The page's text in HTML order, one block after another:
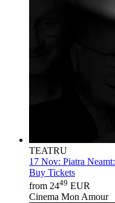
TEATRU
17 Nov: Piatra Neamt:
Buy Tickets
from 2449 EUR
Cinema Mon Amour